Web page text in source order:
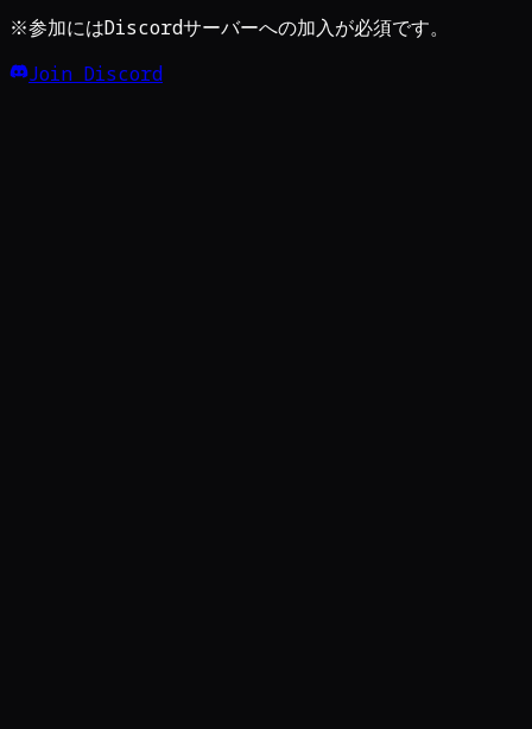
※参加にはDiscordサーバーへの加入が必須です。
Join Discord